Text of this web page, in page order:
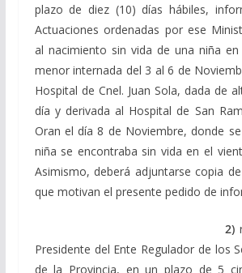
plazo de diez (10) días hábiles,
Actuaciones ordenadas por ese
al nacimiento sin vida de una niña
menor internada del 3 al 6 de
Hospital de Cnel. Juan Sola, dada de
día y derivada al Hospital de San
Oran el día 8 de Noviembre, donde
niña se encontraba sin vida en el
Asimismo, deberá adjuntarse copia
que motivan el presente pedido de
2)
Presidente del Ente Regulador de los
de la Provincia, en un plazo de 5